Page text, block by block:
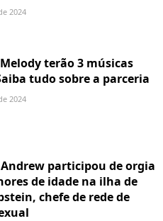
2024
terão 3 músicas
tudo sobre a parceria
2024
participou de orgia
de idade na ilha de
chefe de rede de